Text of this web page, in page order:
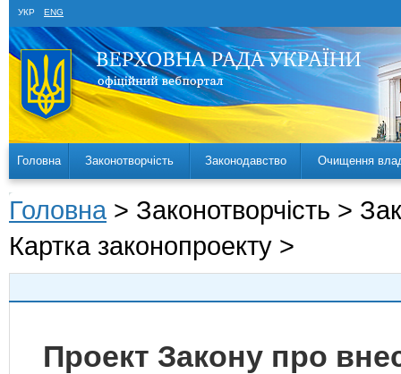
УКР ENG
Головна Законотворчість Законодавство Очищення
Головна > Законотворчість >
Картка законопроекту >
Проект Закону про